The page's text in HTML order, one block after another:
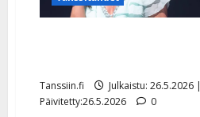
Tanssiin.fi
Julkaistu: 26.5.2026 |
Päivitetty:26.5.2026
0